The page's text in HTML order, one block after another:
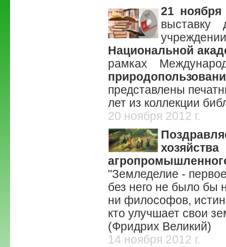
21 ноября
выставку
Национальной
рамках
представлены
лет из коллекции
20 ноября 2012 г.
"Земледелие -
без него не было бы
ни философов,
кто улучшает свои
(Фридрих Великий)
14 ноября 2012 г.